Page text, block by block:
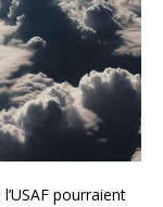
pourraient